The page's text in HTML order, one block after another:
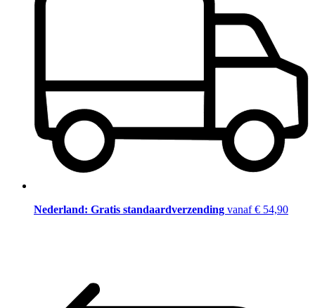
Nederland: Gratis standaardverzending vanaf € 54,90